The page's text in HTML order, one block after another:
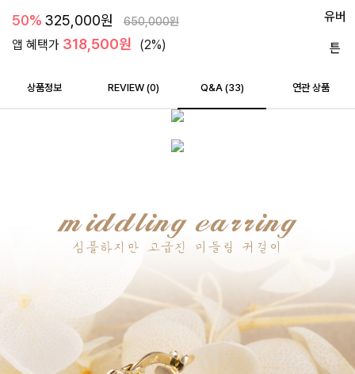
50% 325,000원 650,000원
앱 혜택가 318,500원 (2%)
상품정보 REVIEW (0) Q&A (33) 연관 상품